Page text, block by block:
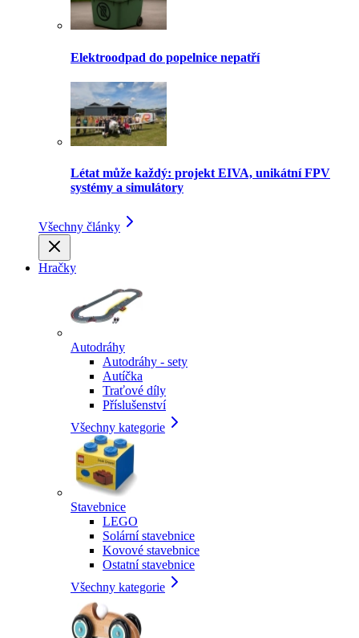
Elektroodpad do popelnice nepatří
Létat může každý: projekt EIVA, unikátní FPV
systémy a simulátory
Všechny články
Hračky
Autodráhy
Autodráhy - sety
Autíčka
Traťové díly
Příslušenství
Všechny kategorie
Stavebnice
LEGO
Solární stavebnice
Kovové stavebnice
Ostatní stavebnice
Všechny kategorie